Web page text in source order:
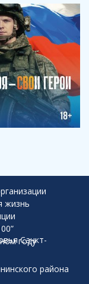
жизнь
учебном году
района